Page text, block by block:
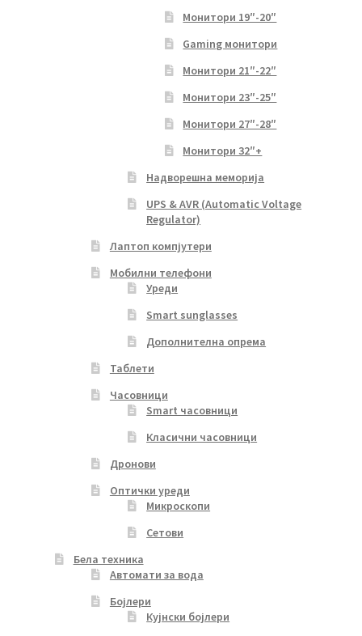
Монитори 19″-20″
Gaming монитори
Монитори 21″-22″
Монитори 23″-25″
Монитори 27″-28″
Монитори 32″+
Надворешна меморија
UPS & AVR (Automatic Voltage
Regulator)
Лаптоп компјутери
Мобилни телефони
Уреди
Smart sunglasses
Дополнителна опрема
Таблети
Часовници
Smart часовници
Класични часовници
Дронови
Оптички уреди
Микроскопи
Сетови
Бела техника
Автомати за вода
Бојлери
Кујнски бојлери